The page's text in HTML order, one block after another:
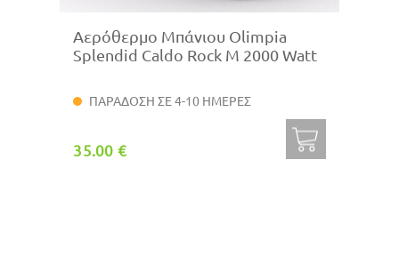
Αερόθερμο Μπάνιου Olimpia
Splendid Caldo Rock M 2000 Watt
ΠΑΡΑΔΟΣΗ ΣΕ 4-10 ΗΜΕΡΕΣ
35.00 €